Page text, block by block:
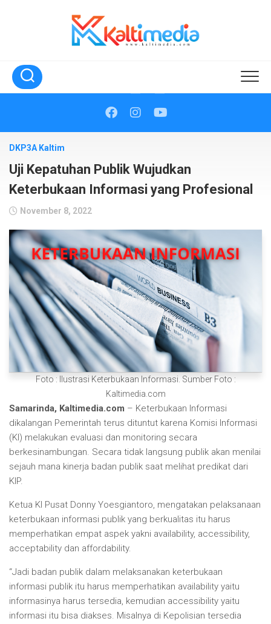
DKP3A Kaltim
Uji Kepatuhan Publik Wujudkan
Keterbukaan Informasi yang Profesional
November 8, 2022
Foto : Ilustrasi Keterbukaan Informasi. Sumber Foto :
Kaltimedia.com
Samarinda, Kaltimedia.com – Keterbukaan Informasi
dikalangan Pemerintah terus dituntut karena Komisi Informasi
(KI) melakukan evaluasi dan monitoring secara
berkesinambungan. Secara tidak langsung publik akan menilai
sejauh mana kinerja badan publik saat melihat predikat dari
KIP.
Ketua KI Pusat Donny Yoesgiantoro, mengatakan pelaksanaan
keterbukaan informasi publik yang berkualitas itu harus
memperhatikan empat aspek yakni availability, accessibility,
acceptability dan affordability.
“Jadi badan publik dalam melaksanakan keterbukaan
informasi publik itu harus memperhatikan availability yaitu
informasinya harus tersedia, kemudian accessibility yaitu
informasi itu bisa diakses. Misalnya di Kepolisian tersedia